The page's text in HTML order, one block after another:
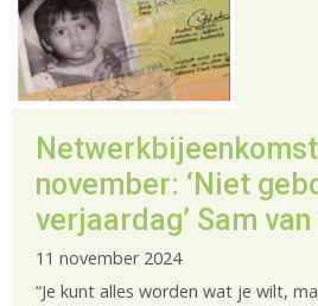
Netwerkbijeenkomst
november: ‘Niet
verjaardag’ Sam
11 november 2024
“Je kunt alles worden wat je wilt,